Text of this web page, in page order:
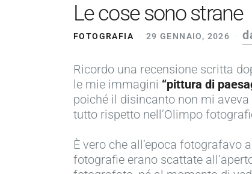
Le cose sono strane
FOTOGRAFIA 29 GENNAIO, 2026
Ricordo una recensione scritta
le mie immagini “pittura di
poiché il disincanto non mi
tutto rispetto nell’Olimpo
È vero che all’epoca fotografavo
fotografie erano scattate